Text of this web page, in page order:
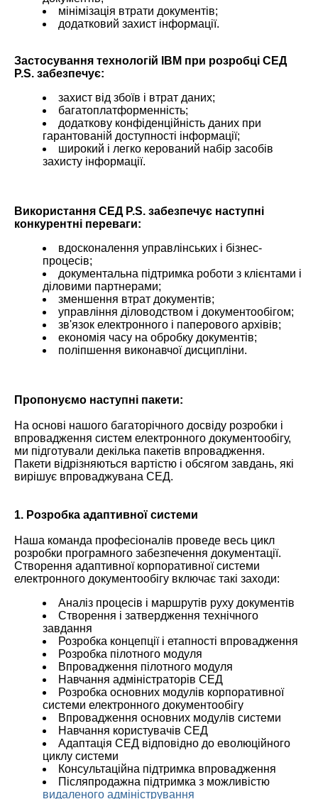
мінімізація втрати документів;
додатковий захист інформації.
Застосування технологій IBM при розробці СЕД
P.S. забезпечує:
захист від збоїв і втрат даних;
багатоплатформенність;
додаткову конфіденційність даних при
гарантованій доступності інформації;
широкий і легко керований набір засобів
захисту інформації.
Використання СЕД P.S. забезпечує наступні
конкурентні переваги:
вдосконалення управлінських і бізнес-
процесів;
документальна підтримка роботи з клієнтами і
діловими партнерами;
зменшення втрат документів;
управління діловодством і документообігом;
зв'язок електронного і паперового архівів;
економія часу на обробку документів;
поліпшення виконавчої дисципліни.
Пропонуємо наступні пакети:
На основі нашого багаторічного досвіду розробки і
впровадження систем електронного документообігу,
ми підготували декілька пакетів впровадження.
Пакети відрізняються вартістю і обсягом завдань, які
вирішує впроваджувана СЕД.
1. Розробка адаптивної системи
Наша команда професіоналів проведе весь цикл
розробки програмного забезпечення документації.
Створення адаптивної корпоративної системи
електронного документообігу включає такі заходи:
Аналіз процесів і маршрутів руху документів
Створення і затвердження технічного
завдання
Розробка концепції і етапності впровадження
Розробка пілотного модуля
Впровадження пілотного модуля
Навчання адміністраторів СЕД
Розробка основних модулів корпоративної
системи електронного документообігу
Впровадження основних модулів системи
Навчання користувачів СЕД
Адаптація СЕД відповідно до еволюційного
циклу системи
Консультаційна підтримка впровадження
Післяпродажна підтримка з можливістю
видаленого адміністрування